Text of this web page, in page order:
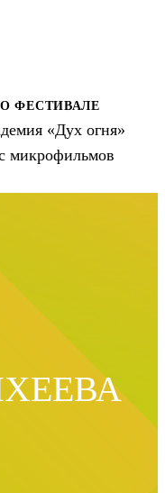
О ФЕСТИВАЛЕ
«Дух огня»
микрофильмов